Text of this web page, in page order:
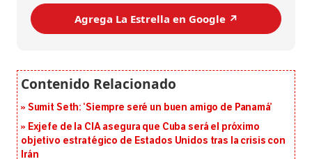
Agrega La Estrella en Google ↗️
Sumit Seth: ‘Siempre seré un buen amigo de Panamá’
Exjefe de la CIA asegura que Cuba será el próximo
objetivo estratégico de Estados Unidos tras la crisis con
Irán